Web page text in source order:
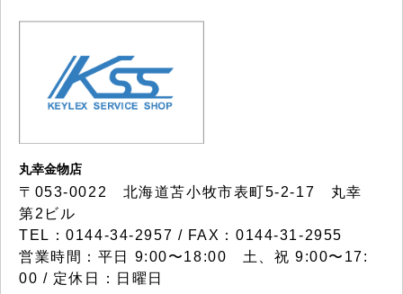
丸幸金物店
〒053-0022 北海道苫小牧市表町5-2-17 丸幸
第2ビル
TEL：0144-34-2957 / FAX：0144-31-2955
営業時間：平日 9:00〜18:00 土、祝 9:00〜17:
00 / 定休日：日曜日